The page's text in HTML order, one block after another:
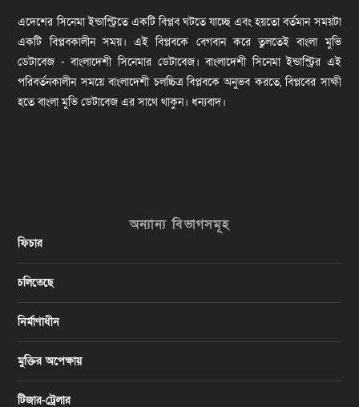
এদেশের সিনেমা ইন্ডাস্ট্রিতে একটি বিপ্লব ঘটতে যাচ্ছে এবং হয়তো বর্তমান সময়টা
একটি বিপ্লবকালীন সময়। এই বিপ্লবকে বেগবান করে তুলতেই বাংলা মুভি
ডেটাবেজ - বাংলাদেশী সিনেমার ডেটাবেজ। বাংলাদেশী সিনেমা ইন্ডাস্ট্রির এই
পরিবর্তনকালীন সময়ে বাংলাদেশী চলচ্চিত্র বিপ্লবকে অনুভব করতে, বিপ্লবের সাক্ষী
হতে বাংলা মুভি ডেটাবেজ এর সাথে থাকুন। ধন্যবাদ।
অন্যান্য বিভাগসমূহ
ফিচার
চলিতেছে
নির্মাণাধীন
মুক্তির অপেক্ষায়
টিজার-ট্রেলার